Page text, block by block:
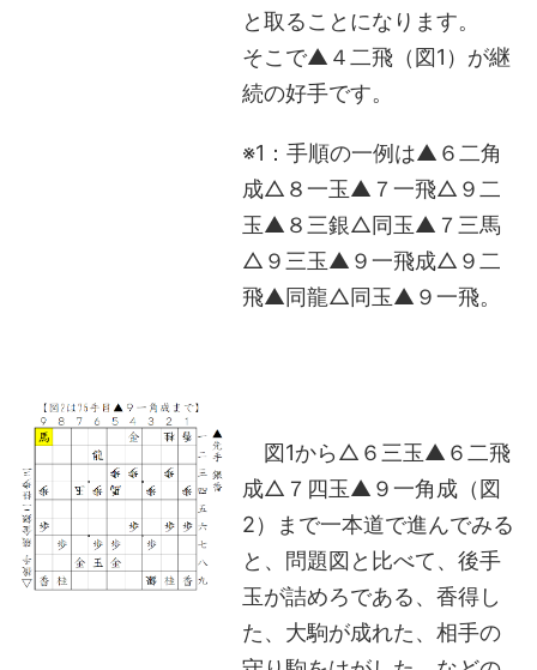
と取ることになります。
そこで▲４二飛（図1）が継
続の好手です。
※1：手順の一例は▲６二角
成△８一玉▲７一飛△９二
玉▲８三銀△同玉▲７三馬
△９三玉▲９一飛成△９二
飛▲同龍△同玉▲９一飛。
図1から△６三玉▲６二飛
成△７四玉▲９一角成（図
2）まで一本道で進んでみる
と、問題図と比べて、後手
玉が詰めろである、香得し
た、大駒が成れた、相手の